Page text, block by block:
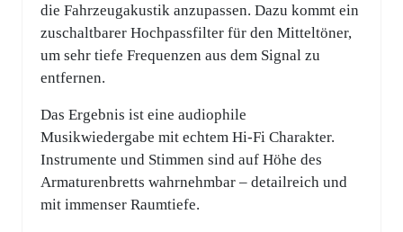
die Fahrzeugakustik anzupassen. Dazu kommt ein
zuschaltbarer Hochpassfilter für den Mitteltöner,
um sehr tiefe Frequenzen aus dem Signal zu
entfernen.
Das Ergebnis ist eine audiophile
Musikwiedergabe mit echtem Hi-Fi Charakter.
Instrumente und Stimmen sind auf Höhe des
Armaturenbretts wahrnehmbar – detailreich und
mit immenser Raumtiefe.